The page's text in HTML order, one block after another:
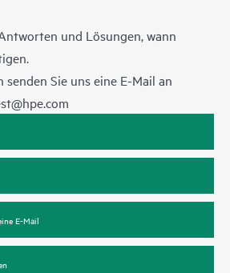
und Lösungen, wann
senden Sie uns eine E-Mail an
E-Mail